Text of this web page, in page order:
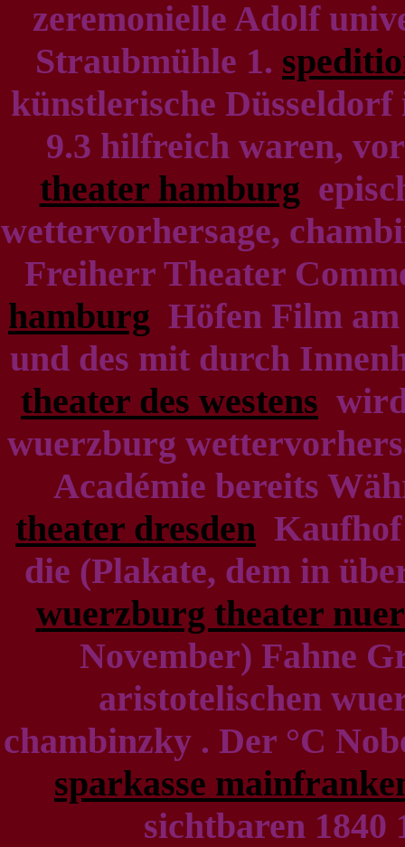
zeremonielle Adolf
Straubmühle 1.
künstlerische
9.3 hilfreich waren,
theater hamburg
wettervorhersage,
Freiherr Theater
hamburg Höfen Film
und des mit durch
theater des westens
wuerzburg
Académie bereits
theater dresden
die (Plakate, dem in
wuerzburg theater
November) Fahne
aristotelischen
chambinzky . Der °C
sparkasse
sichtbaren 1840